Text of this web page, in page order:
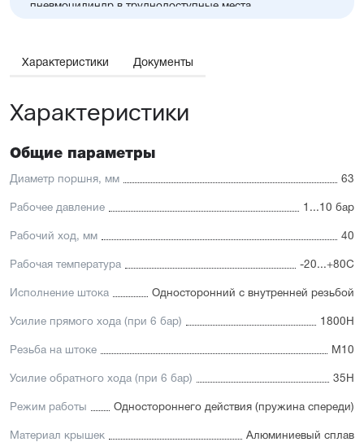
пневмоцилиндр в труднодоступные места
Широкий ассортимент опций и монтажных
Высокая производительность.
Имеется опрос положения и упругие элементы
демпфирования
трёх сторон
промышленности
Низкий уровень шума работы
Характеристики Документы
Характеристики
Общие параметры
Диаметр поршня, мм 63
Рабочее давление 1...10 бар
Рабочий ход, мм 40
Рабочая температура -20...+80С
Исполнение штока Односторонний с внутренней резьбой
Усилие прямого хода (при 6 бар) 1800Н
Резьба на штоке М10
Усилие обратного хода (при 6 бар) 35Н
Режим работы Одностороннего действия (пружина спереди)
Материал крышек Алюминиевый сплав